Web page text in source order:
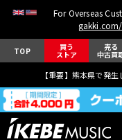
For Overseas
gakki.com/
TOP 買う
ストア
売る
中古買
【重要】熊本県で発